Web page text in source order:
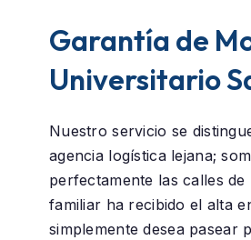
Garantía de
Universitario
Nuestro servicio se
agencia logística lejana;
perfectamente las calles de
familiar ha recibido el alta
simplemente desea pasear